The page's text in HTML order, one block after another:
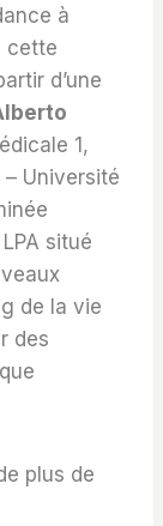
à
cette
d’une
1,
Université
situé
de la vie
des
plus de